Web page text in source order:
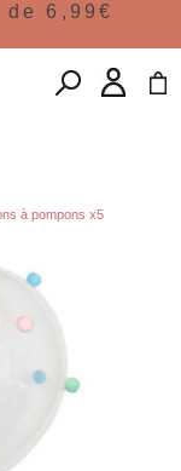
6,99€
à pompons x5